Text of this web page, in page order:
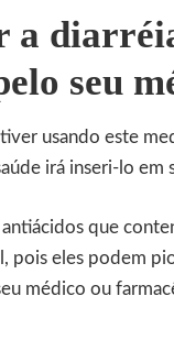
a
seu
usando este
irá inseri-lo em
que
pois eles podem
médico ou